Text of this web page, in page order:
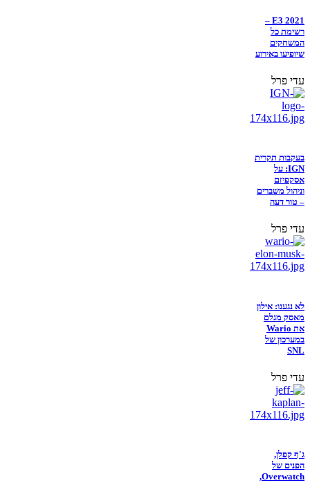
E3 2021 –
רשימת כל
המשחקים
שיופיעו באירוע
עדי פרל
בעקבות תקרית
IGN: על
אסקפיזם
וניהול משברים
– טור דעה
עדי פרל
לא נגענו: אילון
מאסק מגלם
את Wario
במערכון של
SNL
עדי פרל
ג'ף קפלן,
הפנים של
Overwatch,